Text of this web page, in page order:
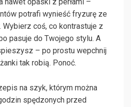
potrafi wynieść fryzurę ze
coś, co kontrastuje z
pasuje do Twojego stylu. A
– po prostu wepchnij
tak robią. Ponoć.
na szyk, którym można
spędzonych przed